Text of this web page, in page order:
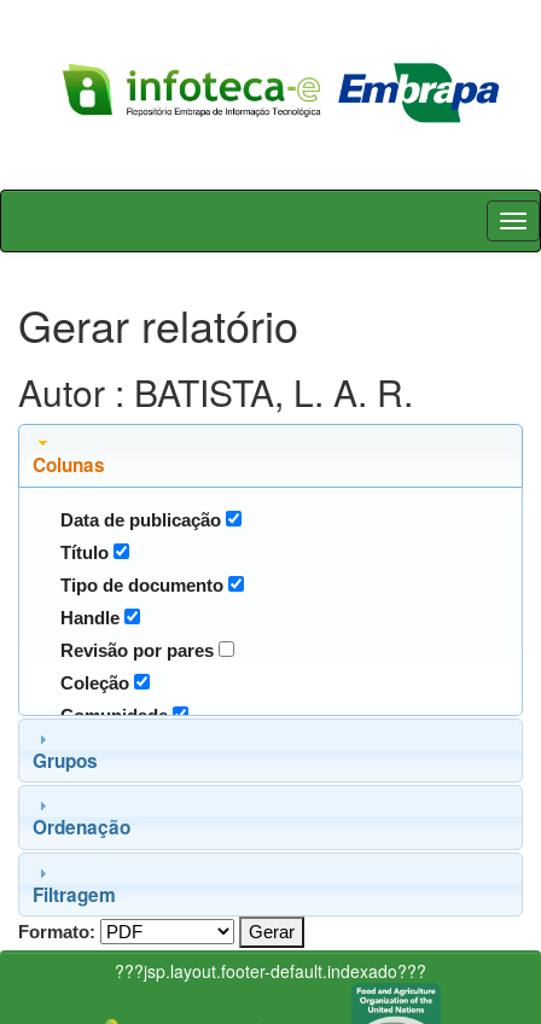
Skip
Gerar relatório
Autor : BATISTA, L. A. R.
Colunas
Data de publicação
Título
Tipo de documento
Handle
Revisão por pares
Coleção
Comunidade
Grupos
Ordenação
Filtragem
Formato:
???jsp.layout.footer-default.indexado???